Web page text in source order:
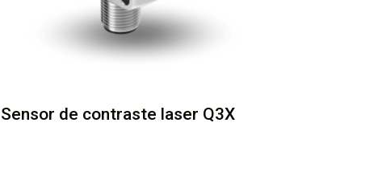
Sensor de contraste laser Q3X